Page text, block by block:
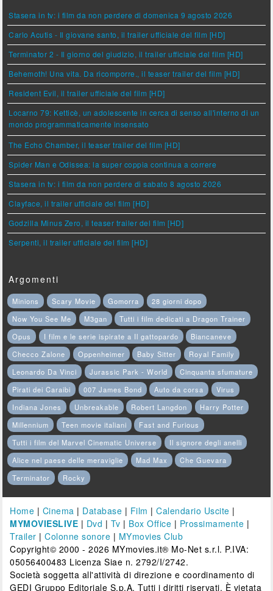
Stasera in tv: i film da non perdere di domenica 9 agosto 2026
Carlo Acutis - Il giovane santo, il trailer ufficiale del film [HD]
Terminator 2 - Il giorno del giudizio, il trailer ufficiale del film [HD]
Behemoth! Una vita. Da ricomporre., il teaser trailer del film [HD]
Resident Evil, il trailer ufficiale del film [HD]
Locarno 79: Ketticè, un adolescente in cerca di senso all'interno di un
mondo programmaticamente insensato
The Echo Chamber, il teaser trailer del film [HD]
Spider Man e Odissea: la super coppia continua a correre
Stasera in tv: i film da non perdere di sabato 8 agosto 2026
Clayface, il trailer ufficiale del film [HD]
Godzilla Minus Zero, il teaser trailer del film [HD]
Serpenti, il trailer ufficiale del film [HD]
Argomenti
Minions Scary Movie Gomorra
28 giorni dopo
Now You See Me
M3gan
Tutti i film dedicati a Dragon Trainer
Opus
I film e le serie ispirate a Il gattopardo
Biancaneve
Checco Zalone
Oppenheimer Baby Sitter
Royal Family
Leonardo Da Vinci
Jurassic Park - World
Cinquanta sfumature
Pirati dei Caraibi
007 James Bond Auto da corsa
Virus
Indiana Jones
Unbreakable Robert Langdon
Harry Potter
Millennium
Teen movie italiani
Fast and Furious
Tutti i film del Marvel Cinematic Universe
Il signore degli anelli
Alice nel paese delle meraviglie
Mad Max
Che Guevara
Terminator
Rocky
Home | Cinema | Database | Film |Calendario Uscite |
MYMOVIESLIVE | Dvd | Tv | Box Office | Prossimamente |
Trailer |Colonne sonore | MYmovies Club
Copyright© 2000 - 2026 MYmovies.it® Mo-Net s.r.l. P.IVA:
05056400483 Licenza Siae n. 2792/I/2742.
Società soggetta all'attività di direzione e coordinamento di
GEDI Gruppo Editoriale S.p.A. Tutti i diritti riservati. È vietata